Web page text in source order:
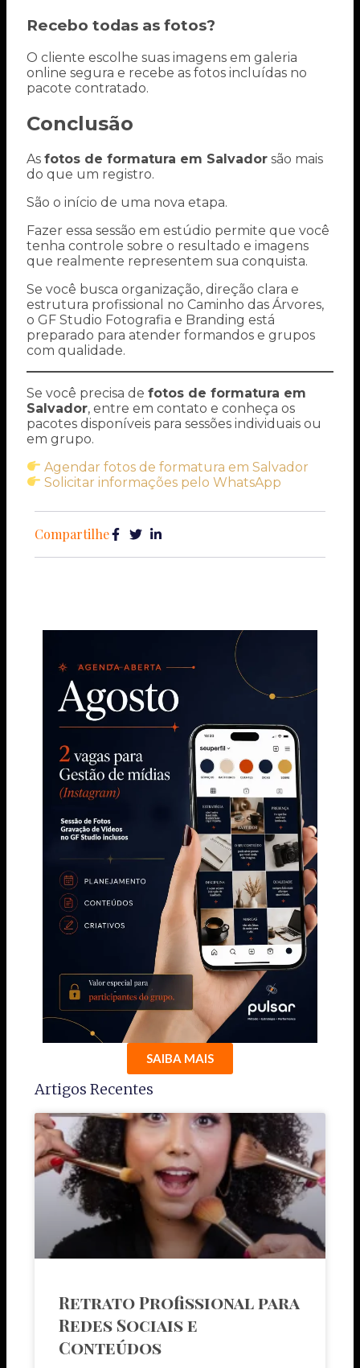
Recebo todas as fotos?
O cliente escolhe suas imagens em galeria
online segura e recebe as fotos incluídas no
pacote contratado.
Conclusão
As fotos de formatura em Salvador são mais
do que um registro.
São o início de uma nova etapa.
Fazer essa sessão em estúdio permite que você
tenha controle sobre o resultado e imagens
que realmente representem sua conquista.
Se você busca organização, direção clara e
estrutura profissional no Caminho das Árvores,
o GF Studio Fotografia e Branding está
preparado para atender formandos e grupos
com qualidade.
Se você precisa de fotos de formatura em
Salvador, entre em contato e conheça os
pacotes disponíveis para sessões individuais ou
em grupo.
Agendar fotos de formatura em Salvador
Solicitar informações pelo WhatsApp
Compartilhe
SAIBA MAIS
Artigos Recentes
Retrato Profissional para
Redes Sociais e
Conteúdos